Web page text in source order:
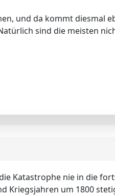
und da kommt diesmal
sind die meisten
Katastrophe nie in die
Kriegsjahren um 1800